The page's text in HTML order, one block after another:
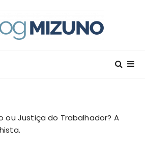
ou Justiça do Trabalhador? A